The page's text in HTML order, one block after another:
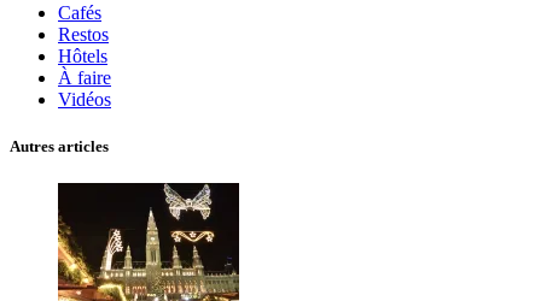
Cafés
Restos
Hôtels
À faire
Vidéos
Autres articles